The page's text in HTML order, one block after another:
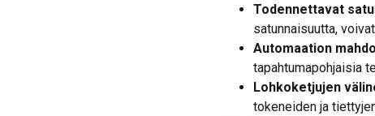
Todennettavat
satunnaisuutta,
Automaation
tapahtumapohjaisia
Lohkoketjujen
tokeneiden ja